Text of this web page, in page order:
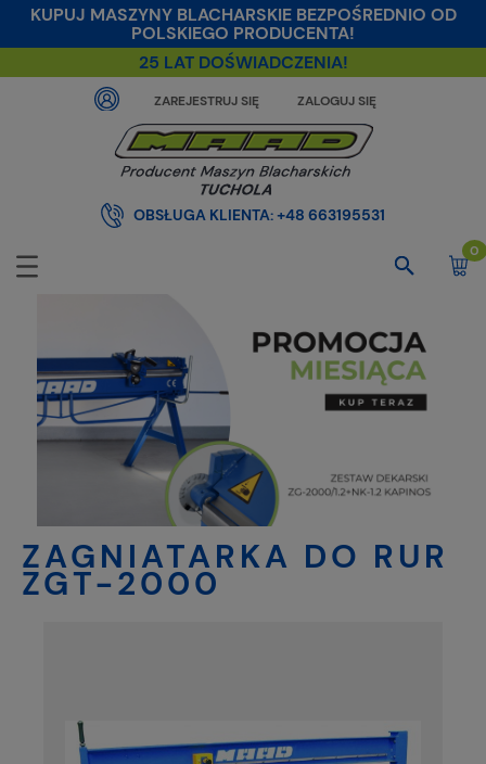
KUPUJ MASZYNY BLACHARSKIE BEZPOŚREDNIO OD
POLSKIEGO PRODUCENTA!
25 LAT DOŚWIADCZENIA!
ZAREJESTRUJ SIĘ ZALOGUJ SIĘ
OBSŁUGA KLIENTA:+48 663195531
ZAGNIATARKA DO RUR
ZGT-2000